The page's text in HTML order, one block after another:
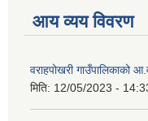
आय व्यय विवरण
वराहपोखरी
मिति: 12/05/2023 -